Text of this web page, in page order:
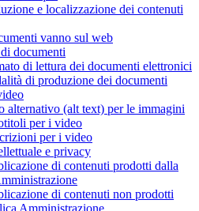
e localizzazione dei contenuti
vanno sul web
documenti
di lettura dei documenti elettronici
di produzione dei documenti
alternativo (alt text) per le immagini
per i video
per i video
e privacy
di contenuti prodotti dalla
di contenuti non prodotti
Amministrazione